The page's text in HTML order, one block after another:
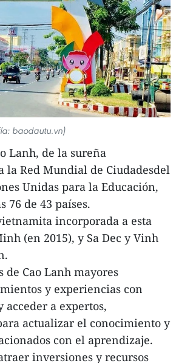
baodautu.vn)
Lanh, de la sureña
Red Mundial de Ciudadesdel
Unidas para la Educación,
76 de 43 países.
incorporada a esta
(en 2015), y Sa Dec y Vinh
Cao Lanh mayores
y experiencias con
a expertos,
actualizar el conocimiento y
con el aprendizaje.
inversiones y recursos